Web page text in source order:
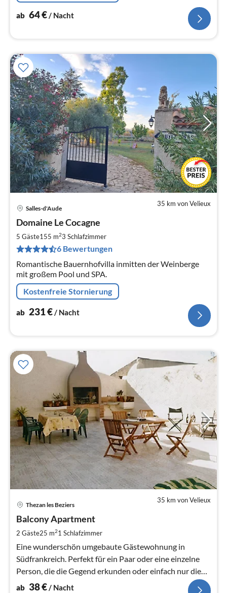
ab 64€/ Nacht
35 km von Velieux
Salles-d'Aude
Domaine Le Cocagne
5 Gäste155 m23 Schlafzimmer
6 Bewertungen
Romantische Bauernhofvilla inmitten der Weinberge
mit großem Pool und SPA.
Kostenfreie Stornierung
ab 231€ / Nacht
35 km von Velieux
Thezan les Beziers
Balcony Apartment
2 Gäste25 m21 Schlafzimmer
Eine wunderschön umgebaute Gästewohnung in
Südfrankreich. Perfekt für ein Paar oder eine einzelne
Person, die die Gegend erkunden oder einfach nur die
mediterrane Sonne genießen möchte.
ab 38€/ Nacht